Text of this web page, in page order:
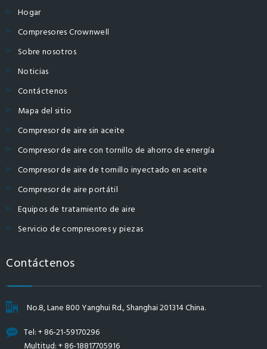
Hogar
Compresores Crownwell
Sobre nosotros
Noticias
Contáctenos
Mapa del sitio
Compresor de aire sin aceite
Compresor de aire con tornillo de ahorro de energía
Compresor de aire de tornillo inyectado en aceite
Compresor de aire portátil
Equipos de tratamiento de aire
Servicio de compresores y piezas
Contáctenos
No.8, Lane 800 Yanghui Rd., Shanghai 201314 China.
Tel: + 86-21-59170296